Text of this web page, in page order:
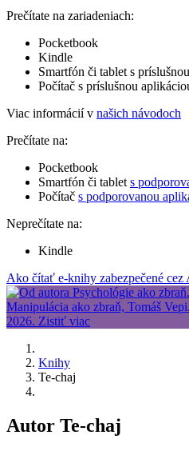
Prečítate na zariadeniach:
Pocketbook
Kindle
Smartfón či tablet s
Počítač s príslušnou
Viac informácií v našich návodoch
Prečítate na:
Pocketbook
Smartfón či tablet s
Počítač s podporovanou
Neprečítate na:
Kindle
Ako čítať e-knihy zabezpečené
Knihy
Te-chaj
Autor Te-chaj